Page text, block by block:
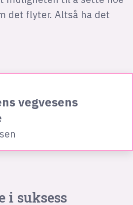
det flyter. Altså ha det
vegvesens
i suksess